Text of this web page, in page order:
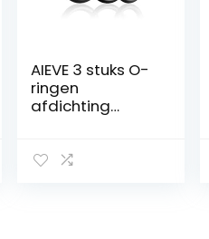
AIEVE 3 stuks O-
ringen
afdichting
reserveonderdel